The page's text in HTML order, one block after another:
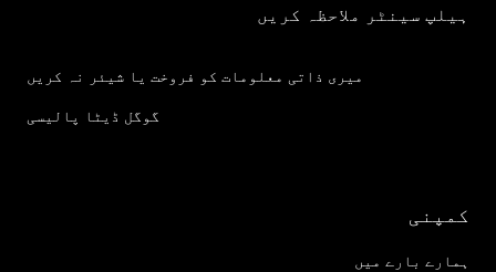
ہیلپ سینٹر ملاحظہ کریں
میری ذاتی معلومات کو فروخت یا شیئر نہ کریں
گوگل ڈیٹا پالیسی
کمپنی
ہمارے بارے میں